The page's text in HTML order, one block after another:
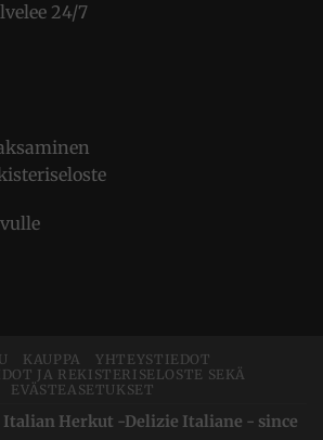
24/7
KAUPPA
YHTEYSTIEDOT
JA REKISTERISELOSTE SEKÄ
EVÄSTEASETUKSET
Italian Herkut -Delizie Italiane - since